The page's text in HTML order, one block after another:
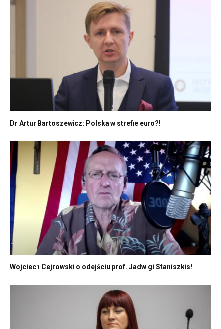
Dr Artur Bartoszewicz: Polska w strefie euro?!
Wojciech Cejrowski o odejściu prof. Jadwigi Staniszkis!